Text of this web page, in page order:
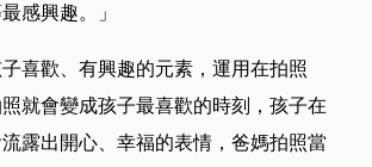
感興趣。」
喜歡、有興趣的元素，運用在拍照
就會變成孩子最喜歡的時刻，孩子在
露出開心、幸福的表情，爸媽拍照當